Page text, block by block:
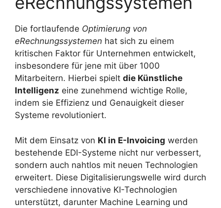
Die fortlaufende Optimierung von
eRechnungssystemen hat sich zu einem
kritischen Faktor für Unternehmen entwickelt,
insbesondere für jene mit über 1000
Mitarbeitern. Hierbei spielt die Künstliche
Intelligenz eine zunehmend wichtige Rolle,
indem sie Effizienz und Genauigkeit dieser
Systeme revolutioniert.
Mit dem Einsatz von KI in E-Invoicing werden
bestehende EDI-Systeme nicht nur verbessert,
sondern auch nahtlos mit neuen Technologien
erweitert. Diese Digitalisierungswelle wird durch
verschiedene innovative KI-Technologien
unterstützt, darunter Machine Learning und